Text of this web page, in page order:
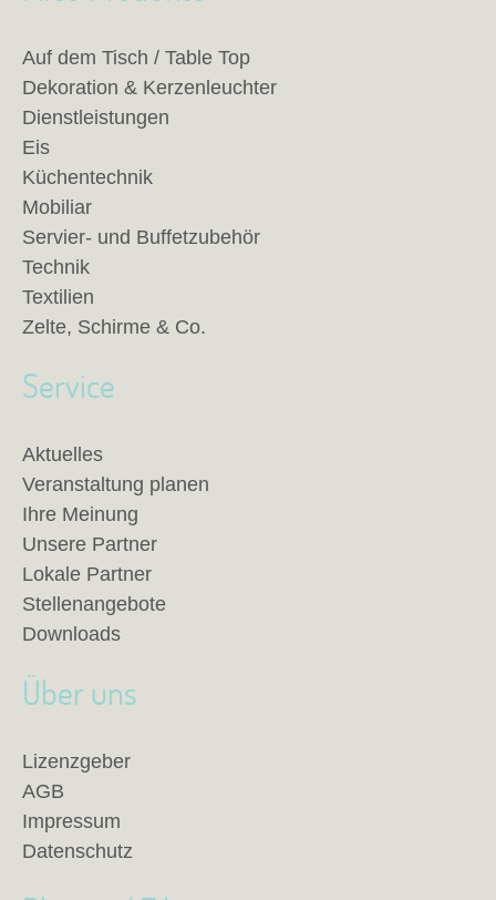
Auf dem Tisch / Table Top
Dekoration & Kerzenleuchter
Dienstleistungen
Eis
Küchentechnik
Mobiliar
Servier- und Buffetzubehör
Technik
Textilien
Zelte, Schirme & Co.
Service
Aktuelles
Veranstaltung planen
Ihre Meinung
Unsere Partner
Lokale Partner
Stellenangebote
Downloads
Über uns
Lizenzgeber
AGB
Impressum
Datenschutz